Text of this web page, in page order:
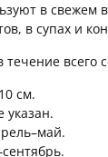
в свежем
в супах и
всего
см.
указан.